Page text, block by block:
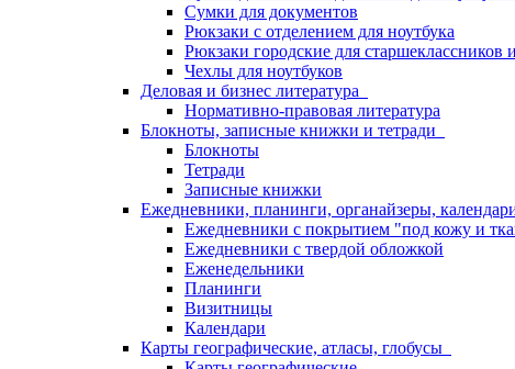
Сумки для документов
Рюкзаки с отделением для ноутбука
Рюкзаки городские для старшеклассников
Чехлы для ноутбуков
Деловая и бизнес литература
Нормативно-правовая литература
Блокноты, записные книжки и тетради
Блокноты
Тетради
Записные книжки
Ежедневники, планинги, органайзеры,
Ежедневники с покрытием "под кожу и
Ежедневники с твердой обложкой
Еженедельники
Планинги
Визитницы
Календари
Карты географические, атласы, глобусы